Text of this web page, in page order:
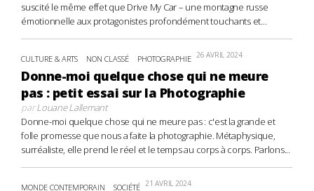
suscité le même effet que Drive My Car – une montagne russe
émotionnelle aux protagonistes profondément touchants et...
CULTURE & ARTS NON CLASSÉ PHOTOGRAPHIE 26 AVRIL 2024
Donne-moi quelque chose qui ne meure
pas : petit essai sur la Photographie
parLouane Lallemant
Donne-moi quelque chose qui ne meure pas : c'est la grande et
folle promesse que nous a faite la photographie. Métaphysique,
surréaliste, elle prend le réel et le temps au corps à corps. Parlons...
MONDE CONTEMPORAIN SOCIÉTÉ 21 AVRIL 2024